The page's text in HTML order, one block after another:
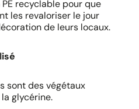
recyclable pour que
les revaloriser le jour
de leurs locaux.
sont des végétaux
glycérine.